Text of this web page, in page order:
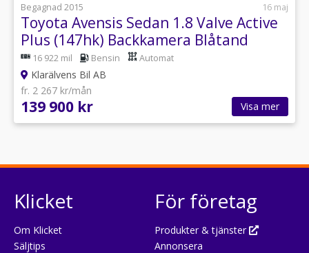
Begagnad 2015
16 maj
Toyota Avensis Sedan 1.8 Valve Active
Plus (147hk) Backkamera Blåtand
16 922 mil Bensin Automat
Klarälvens Bil AB
fr. 2 267 kr/mån
139 900 kr Visa mer
Klicket
Om Klicket
Säljtips
För företag
Produkter & tjänster
Annonsera